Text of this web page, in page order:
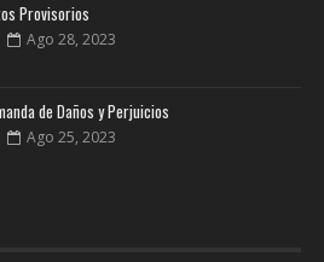
Provisorios
Ago 28, 2023
de Daños y Perjuicios
Ago 25, 2023